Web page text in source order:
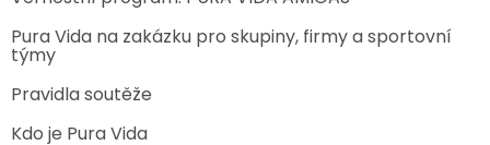
Pura Vida na zakázku pro skupiny, firmy a sportovní
týmy
Pravidla soutěže
Kdo je Pura Vida